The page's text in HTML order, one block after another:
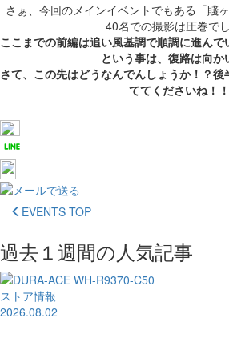
さぁ、今回のメインイベントでもある「賤
40名での撮影は圧巻でし
ここまでの前編は追い風基調で順調に進ん
という事は、復路は向か
さて、この先はどうなんでんしょうか！？
ててくださいね！！
EVENTS TOP
過去１週間の人気記事
ストア情報
2026.08.02